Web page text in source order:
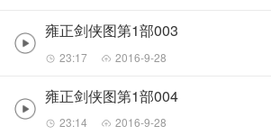
雍正剑侠图第1部003
23:17 2016-9-28
雍正剑侠图第1部004
23:14 2016-9-28